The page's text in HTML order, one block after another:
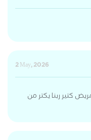
2 May, 2026
كتير ربنا يكتر من